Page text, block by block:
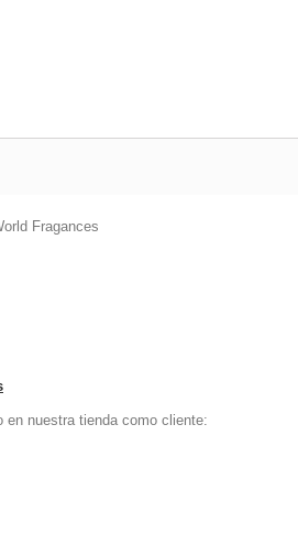
Fragances
en nuestra tienda como cliente: